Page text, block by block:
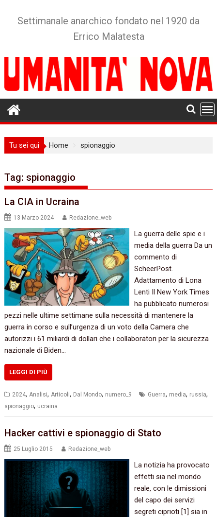
Settimanale anarchico fondato nel 1920 da
Errico Malatesta
Tu sei qui Home spionaggio
Tag: spionaggio
La CIA in Ucraina
13 Marzo 2024 Redazione_web
La guerra delle spie e i
media della guerra Da un
commento di
ScheerPost.
Adattamento di Lona
Lenti Il New York Times
ha pubblicato numerosi
pezzi nelle ultime settimane sulla necessità di mantenere la
guerra in corso e sull’urgenza di un voto della Camera che
autorizzi i 61 miliardi di dollari che i collaboratori per la sicurezza
nazionale di Biden…
LEGGI DI PIÙ
2024,Analisi,Articoli, Dal Mondo, numero_9 Guerra, media, russia,
spionaggio, ucraina
Hacker cattivi e spionaggio di Stato
25 Luglio 2015 Redazione_web
La notizia ha provocato
effetti sia nel mondo
reale,‭ ‬con le dimissioni
del capo dei servizi
segreti ciprioti‭ [‬1‭] ‬sia in